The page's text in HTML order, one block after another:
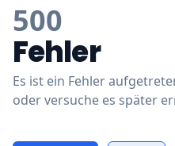
500
Fehler
Es ist ein Fehler
oder versuche es später